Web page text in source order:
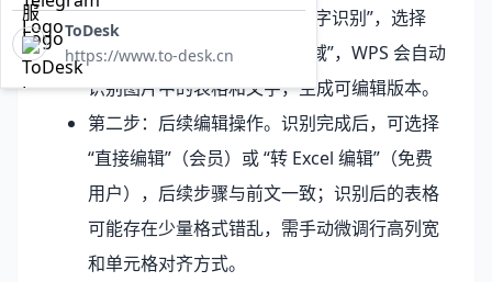
后，点击顶部 “工具→OCR 文字识别”，选择
“全文识别” 或 “仅识别表格区域”，WPS 会自动
识别图片中的表格和文字，生成可编辑版本。
第二步：后续编辑操作。识别完成后，可选择
“直接编辑”（会员）或 “转 Excel 编辑”（免费
用户），后续步骤与前文一致；识别后的表格
可能存在少量格式错乱，需手动微调行高列宽
和单元格对齐方式。
ToDesk
https://www.to-desk.cn